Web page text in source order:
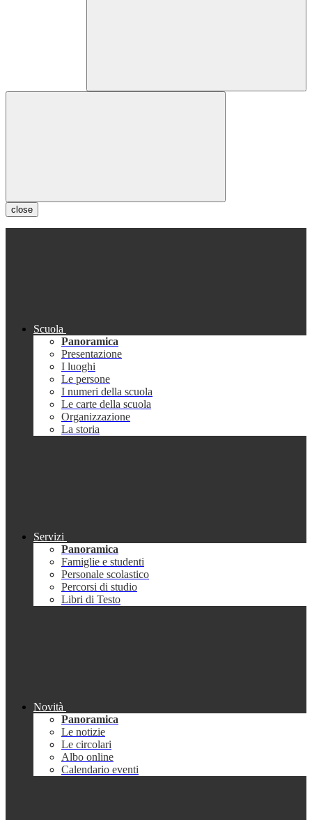
close
Scuola
Panoramica
Presentazione
I luoghi
Le persone
I numeri della scuola
Le carte della scuola
Organizzazione
La storia
Servizi
Panoramica
Famiglie e studenti
Personale scolastico
Percorsi di studio
Libri di Testo
Novità
Panoramica
Le notizie
Le circolari
Albo online
Calendario eventi